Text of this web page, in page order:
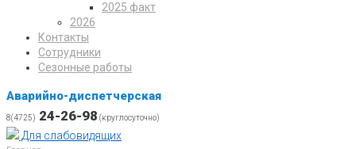
2025 факт
2026
Контакты
Сотрудники
Сезонные работы
Аварийно-диспетчерская
8(4725) 24-26-98 (круглосуточно)
Для слабовидящих